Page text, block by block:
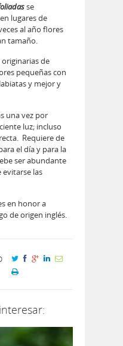
se
lugares de
al año flores
tamaño.
de
pequeñas con
y mejor y
una vez por
luz; incluso
Requiere de
el día y para la
ser abundante
las
en honor a
de origen inglés.